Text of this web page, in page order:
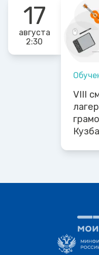
17
августа
2:30
VIII